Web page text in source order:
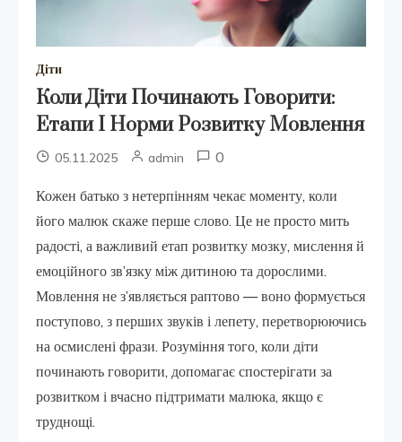
Діти
Коли Діти Починають Говорити:
Етапи І Норми Розвитку Мовлення
05.11.2025 admin 0
Кожен батько з нетерпінням чекає моменту, коли
його малюк скаже перше слово. Це не просто мить
радості, а важливий етап розвитку мозку, мислення й
емоційного зв’язку між дитиною та дорослими.
Мовлення не з’являється раптово — воно формується
поступово, з перших звуків і лепету, перетворюючись
на осмислені фрази. Розуміння того, коли діти
починають говорити, допомагає спостерігати за
розвитком і вчасно підтримати малюка, якщо є
труднощі.